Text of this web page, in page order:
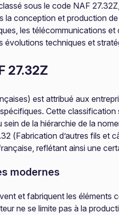
sous le code NAF
la conception et production
les télécommunications
techniques et
27.32Z
est attribué aux
Cette
de la hiérarchie de la
(Fabrication d’autres fils et
reflétant ainsi une
modernes
et fabriquent les éléments
ne se limite pas à la